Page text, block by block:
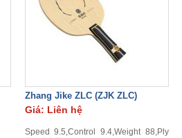
Zhang Jike ZLC (ZJK ZLC)
Giá: Liên hệ
Speed 9.5,Control 9.4,Weight 88,Ply